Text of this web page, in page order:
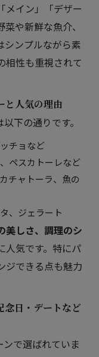
メイン」「デザー
や新鮮な魚介、
シンプルながら素
相性も重視されて
と人気の理由
下の通りです。
チョなど
ペスカトーレなど
チャトーラ、魚の
、ジェラート
美しさ、調理のシ
人気です。特にパ
ジできる点も魅力
念日・デートなど
で選ばれていま